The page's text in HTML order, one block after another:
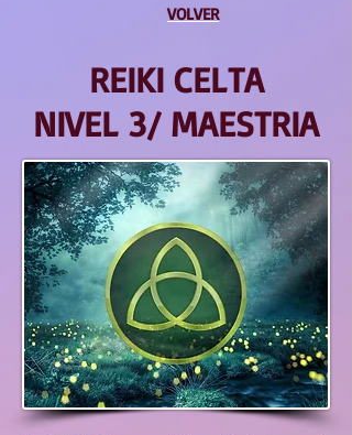
VOLVER
REIKI CELTA
NIVEL 3/ MAESTRIA